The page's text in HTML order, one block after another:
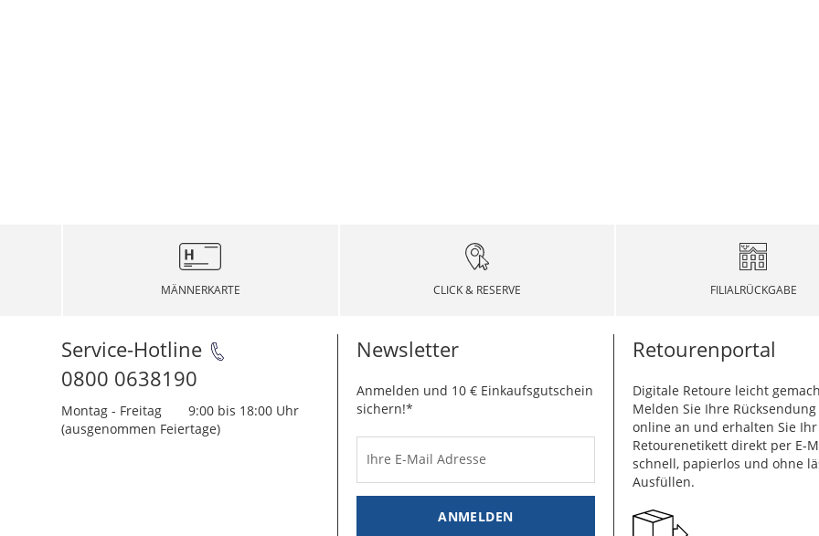
MÄNNERKARTE CLICK & RESERVE FILIALRÜCKGABE
Service-Hotline
0800 0638190
Montag - Freitag
9:00 bis 18:00 Uhr
(ausgenommen Feiertage)
Newsletter
Anmelden und 10 € Einkaufsgutschein
sichern!*
Ihre E-Mail Adresse
ANMELDEN
Retourenportal
Digitale Retoure leicht
Melden Sie Ihre
online an und erhalten Sie Ihr
Retourenetikett direkt per E-
schnell, papierlos und ohne
Ausfüllen.